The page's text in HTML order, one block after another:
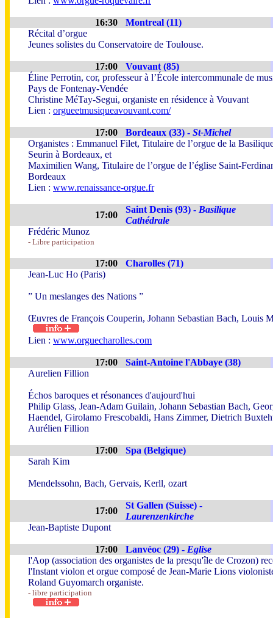
16:30
Montreal (11)
Récital d’orgue
Jeunes solistes du Conservatoire de Toulouse.
17:00
Vouvant (85)
Éline Perrotin, cor, professeur à l’École intercommunale de
Pays de Fontenay-Vendée
Christine MéTay-Segui, organiste en résidence à Vouvant
Lien : orgueetmusiqueavouvant.com/
17:00 Bordeaux (33) - St-Michel
Organistes : Emmanuel Filet, Titulaire de l’orgue de la
Seurin à Bordeaux, et
Maximilien Wang, Titulaire de l’orgue de l’église Saint-
Bordeaux
Lien : www.renaissance-orgue.fr
17:00
Saint Denis (93) - Basilique
Cathédrale
Frédéric Munoz
- Libre participation
17:00
Charolles (71)
Jean-Luc Ho (Paris)
” Un meslanges des Nations ”
Œuvres de François Couperin, Johann Sebastian Bach, Louis
Lien : www.orguecharolles.com
17:00
Saint-Antoine l'Abbaye (38)
Aurelien Fillion
Échos baroques et résonances d'aujourd'hui
Philip Glass, Jean-Adam Guilain, Johann Sebastian Bach,
Haendel, Girolamo Frescobaldi, Hans Zimmer, Dietrich
Aurélien Fillion
17:00
Spa (Belgique)
Sarah Kim
Mendelssohn, Bach, Gervais, Kerll, ozart
17:00
St Gallen (Suisse) -
Laurenzenkirche
Jean-Baptiste Dupont
17:00 Lanvéoc (29) - Eglise
l'Aop (association des organistes de la presqu'île de Crozon)
l'Instant violon et orgue composé de Jean-Marie Lions
Roland Guyomarch organiste.
- libre participation